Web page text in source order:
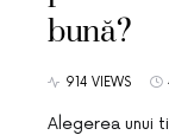
bună?
914 VIEWS
Alegerea unui